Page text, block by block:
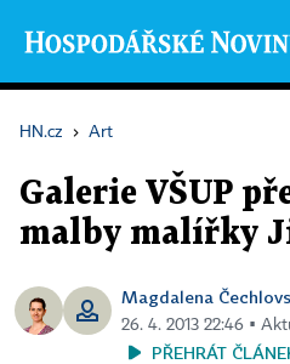
HN.cz › Art
Galerie VŠUP
malby malířky
Magdalena
26. 4. 2013 22:46 ▪
PŘEHRÁT